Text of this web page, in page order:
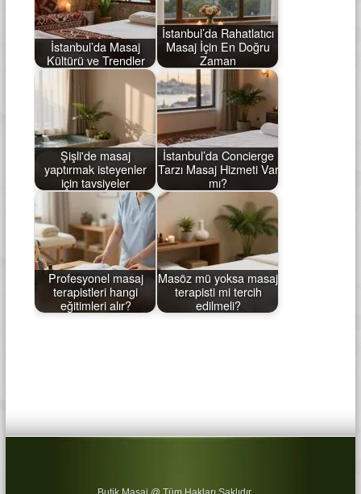
İstanbul’da Masaj
Kültürü ve Trendler
İstanbul’da Rahatlatıcı
Masaj İçin En Doğru
Zaman
Şişli'de masaj
yaptırmak isteyenler
için tavsiyeler
İstanbul’da Concierge
Tarzı Masaj Hizmeti Var
mı?
Profesyonel masaj
terapistleri hangi
eğitimleri alır?
Masöz mü yoksa masaj
terapisti mi tercih
edilmeli?